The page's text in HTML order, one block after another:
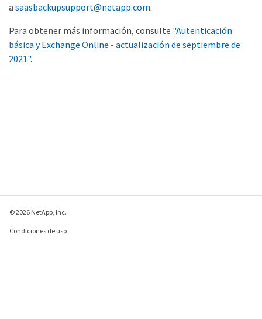
a saasbackupsupport@netapp.com.
Para obtener más información, consulte "Autenticación
básica y Exchange Online - actualización de septiembre de
2021".
© 2026 NetApp, Inc.
Condiciones de uso